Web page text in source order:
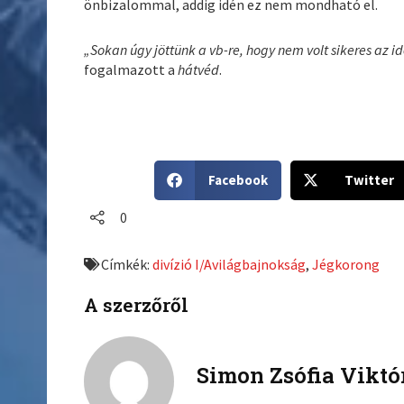
önbizalommal, addig idén ez nem mondható el.
„Sokan úgy jöttünk a vb-re, hogy nem volt sikeres az
fogalmazott ahátvéd.
h
o
f
b
Facebook
h
o
t
t
Twitter
0
Címkék:divízió I/Avilágbajnokság,Jégkorong
A szerzőről
Simon Zsófia